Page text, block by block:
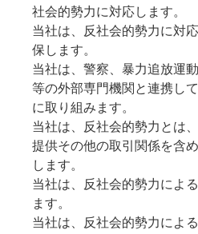
社会的勢力に対応します。
当社は、反社会的勢力に対
保します。
当社は、警察、暴力追放運
等の外部専門機関と連携し
に取り組みます。
当社は、反社会的勢力とは
提供その他の取引関係を含
します。
当社は、反社会的勢力によ
ます。
当社は、反社会的勢力によ